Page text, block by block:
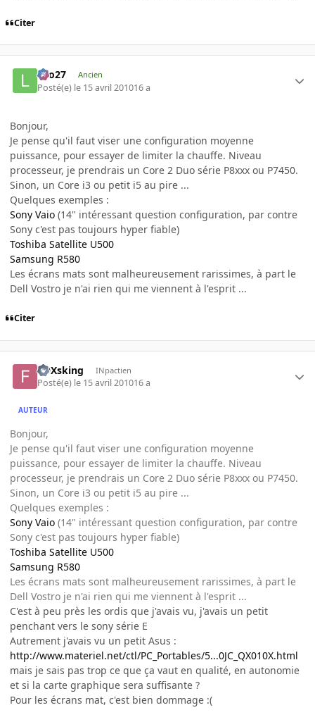
Citer
Lilo27 Ancien
Posté(e) le 15 avril 201016 a
Bonjour,
Je pense qu'il faut viser une configuration moyenne
puissance, pour essayer de limiter la chauffe. Niveau
processeur, je prendrais un Core 2 Duo série P8xxx ou P7450.
Sinon, un Core i3 ou petit i5 au pire ...
Quelques exemples :
Sony Vaio (14" intéressant question configuration, par contre
Sony c'est pas toujours hyper fiable)
Toshiba Satellite U500
Samsung R580
Les écrans mats sont malheureusement rarissimes, à part le
Dell Vostro je n'ai rien qui me viennent à l'esprit ...
Citer
FOXsking INpactien
Posté(e) le 15 avril 201016 a
AUTEUR
Bonjour,
Je pense qu'il faut viser une configuration moyenne
puissance, pour essayer de limiter la chauffe. Niveau
processeur, je prendrais un Core 2 Duo série P8xxx ou P7450.
Sinon, un Core i3 ou petit i5 au pire ...
Quelques exemples :
Sony Vaio (14" intéressant question configuration, par contre
Sony c'est pas toujours hyper fiable)
Toshiba Satellite U500
Samsung R580
Les écrans mats sont malheureusement rarissimes, à part le
Dell Vostro je n'ai rien qui me viennent à l'esprit ...
C'est à peu près les ordis que j'avais vu, j'avais un petit
penchant vers le sony série E
Autrement j'avais vu un petit Asus :
http://www.materiel.net/ctl/PC_Portables/5...0JC_QX010X.html
mais je sais pas trop ce que ça vaut en qualité, en autonomie
et si la carte graphique sera suffisante ?
Pour les écrans mat, c'est bien dommage :(